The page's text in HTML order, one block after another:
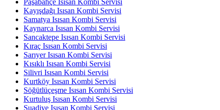
Paşabahçe Isısan Kombi Servisi
Kayışdağı Isısan Kombi Servisi
Samatya Isısan Kombi Servisi
Kaynarca Isısan Kombi Servisi
Sancaktepe Isısan Kombi Servisi
Kıraç Isısan Kombi Servisi
Sarıyer Isısan Kombi Servisi
Kısıklı Isısan Kombi Servisi
Silivri Isısan Kombi Servisi
Kurtköy Isısan Kombi Servisi
Söğütlüçeşme Isısan Kombi Servisi
Kurtuluş Isısan Kombi Servisi
Suadiye Isısan Kombi Servisi